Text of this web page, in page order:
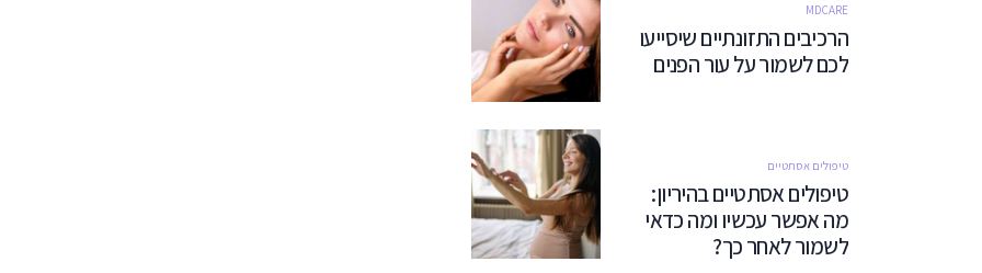
MDCARE
הרכיבים התזונתיים שיסייעו
לכם לשמור על עור הפנים
טיפולים אסתטיים
טיפולים אסתטיים בהיריון:
מה אפשר עכשיו ומה כדאי
לשמור לאחר כך?